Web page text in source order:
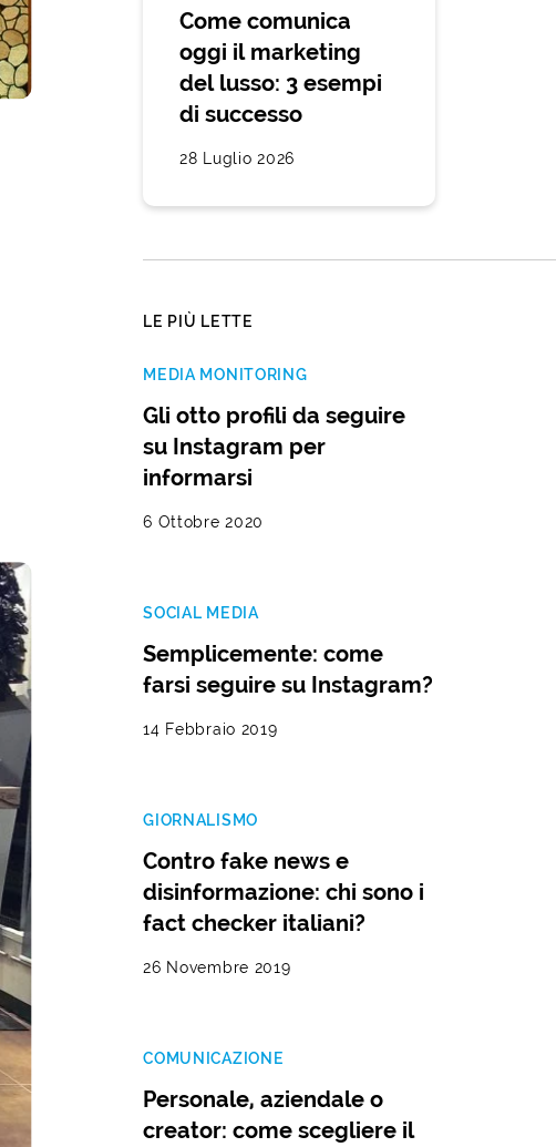
Come comunica
oggi il marketing
del lusso: 3 esempi
di successo
28 Luglio 2026
LE PIÙ LETTE
MEDIA MONITORING
Gli otto profili da seguire
su Instagram per
informarsi
6 Ottobre 2020
SOCIAL MEDIA
Semplicemente: come
farsi seguire su Instagram?
14 Febbraio 2019
GIORNALISMO
Contro fake news e
disinformazione: chi sono i
fact checker italiani?
26 Novembre 2019
COMUNICAZIONE
Personale, aziendale o
creator: come scegliere il